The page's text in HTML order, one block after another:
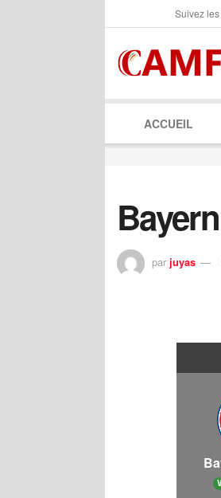
Suivez
ACCUEIL
par juyas